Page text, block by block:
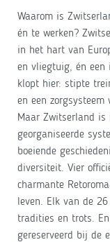
Waarom is
én te werken?
in het hart van
en vliegtuig, én
klopt hier: stipte
en een
Maar Zwitserland is
georganiseerde
boeiende
diversiteit. Vier
charmante
leven. Elk van de
tradities en trots.
gereserveerd bij de